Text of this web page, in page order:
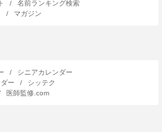
/
名前ランキング検索
/ マガジン
/
シニアカレンダー
ー
/
シッテク
医師監修.com